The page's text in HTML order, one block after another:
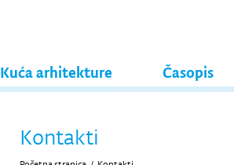
Kuća arhitekture Časopis
Kontakti